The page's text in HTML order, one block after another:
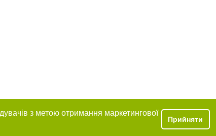
з метою отримання маркетингової
Прийняти